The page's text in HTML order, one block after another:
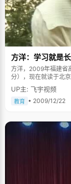
方洋：学习就是
方洋，2009年福建省
分），现在就读于北京大学光华管理学
茅，是学校里的活跃
胆子很大，一个人半
想去当个"背包客"，
再坚持 方洋似乎总有使不完的劲儿，对一切都充满热情，认真而且活力四
射，她的成长就像马
UP主: 飞宇视频
教育 • 2009/12/22